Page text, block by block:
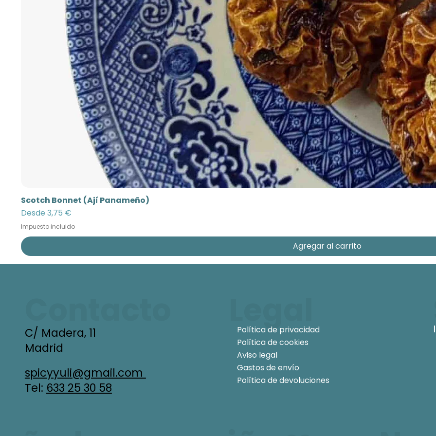
Scotch Bonnet (Ají Panameño)
Desde 3,75 €
Precio de oferta
Impuesto incluido
Agregar al carrito
Política de privacidad
Política de cookies
Aviso legal
Gastos de envío
Política de devoluciones
C/ Madera, 11
Madrid
spicyyuli@gmail.com
Tel: 633 25 30 58